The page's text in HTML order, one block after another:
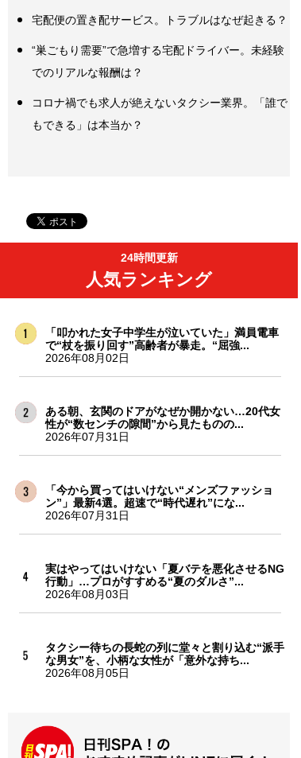
宅配便の置き配サービス。トラブルはなぜ起きる？
“巣ごもり需要”で急増する宅配ドライバー。未経験
でのリアルな報酬は？
コロナ禍でも求人が絶えないタクシー業界。「誰で
もできる」は本当か？
24時間更新
人気ランキング
「叩かれた女子中学生が泣いていた」満員電車
で“杖を振り回す”高齢者が暴走。“屈強...
2026年08月02日
ある朝、玄関のドアがなぜか開かない…20代女
性が“数センチの隙間”から見たものの...
2026年07月31日
「今から買ってはいけない“メンズファッショ
ン”」最新4選。超速で“時代遅れ”にな...
2026年07月31日
実はやってはいけない「夏バテを悪化させるNG
行動」…プロがすすめる“夏のダルさ”...
2026年08月03日
タクシー待ちの長蛇の列に堂々と割り込む“派手
な男女”を、小柄な女性が「意外な持ち...
2026年08月05日